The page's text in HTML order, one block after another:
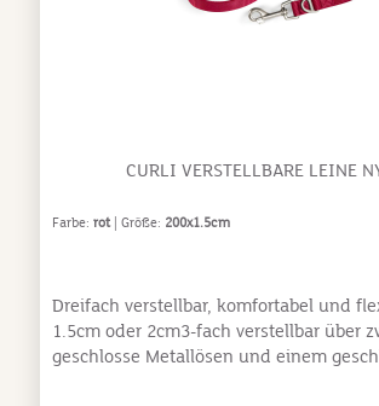
CURLI VERSTELLBARE LEINE
Farbe: rot | Größe: 200x1.5cm
Dreifach verstellbar, komfortabel und
1.5cm oder 2cm3-fach verstellbar über
geschlosse Metallösen und einem